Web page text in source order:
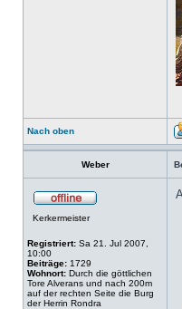
Nach oben
Weber
Kerkermeister
Registriert: Sa 21. Jul 2007,
10:00
Beiträge: 1729
Wohnort: Durch die göttlichen
Tore Alverans und nach 200m
auf der rechten Seite die Burg
der Herrin Rondra